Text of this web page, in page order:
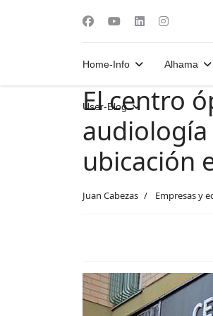
Home-Info Alhama
User-Blog
El centro
ubicación
Juan Cabezas Empresas y